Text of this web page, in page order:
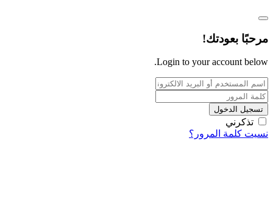
مرحبًا بعودتك!
Login to your account below.
تسجيل الدخول
تذكرني
نسيت كلمة المرور؟